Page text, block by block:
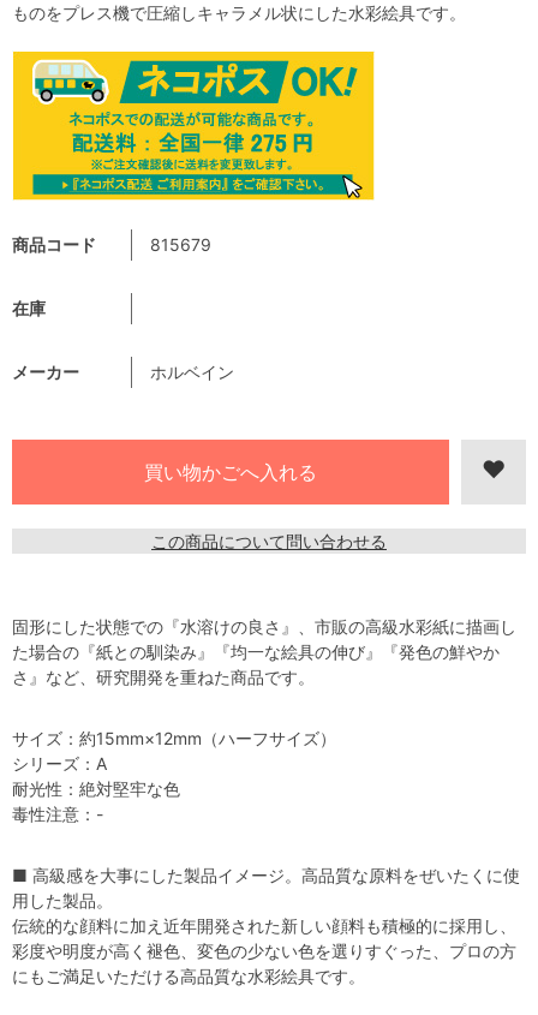
商品コード 815679
在庫
メーカー ホルベイン
この商品について問い合わせる
ものをプレス機で圧縮しキャラメル状にした水彩絵具です。
固形にした状態での『水溶けの良さ』、市販の高級水彩紙に描画し
た場合の『紙との馴染み』『均一な絵具の伸び』『発色の鮮やか
さ』など、研究開発を重ねた商品です。
サイズ：約15mm×12mm（ハーフサイズ）
シリーズ：A
耐光性：絶対堅牢な色
毒性注意：-
■ 高級感を大事にした製品イメージ。高品質な原料をぜいたくに使
用した製品。
伝統的な顔料に加え近年開発された新しい顔料も積極的に採用し、
彩度や明度が高く褪色、変色の少ない色を選りすぐった、プロの方
にもご満足いただける高品質な水彩絵具です。